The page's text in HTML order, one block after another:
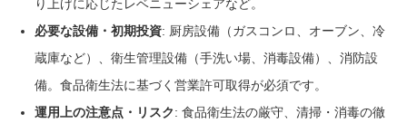
り上げに応じたレベニューシェアなど。
必要な設備・初期投資: 厨房設備（ガスコンロ、オーブン、冷
蔵庫など）、衛生管理設備（手洗い場、消毒設備）、消防設
備。食品衛生法に基づく営業許可取得が必須です。
運用上の注意点・リスク: 食品衛生法の厳守、清掃・消毒の徹